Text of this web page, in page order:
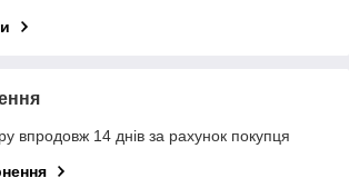
впродовж 14 днів за рахунок покупця